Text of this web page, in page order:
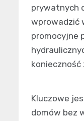
prywatnych
wprowadzić
promocyjne
Kluczowe
domów bez